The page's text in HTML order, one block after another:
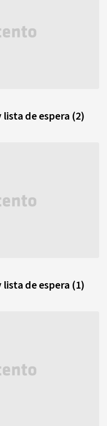
de espera (2)
de espera (1)